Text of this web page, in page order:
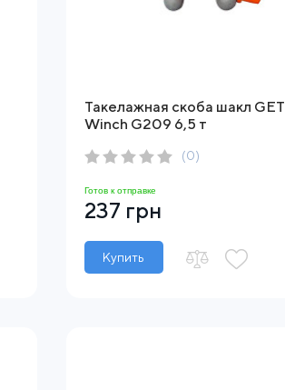
Такелажная скоба шакл GET
Winch G209 6,5 т
(0)
Готов к отправке
237 грн
Купить